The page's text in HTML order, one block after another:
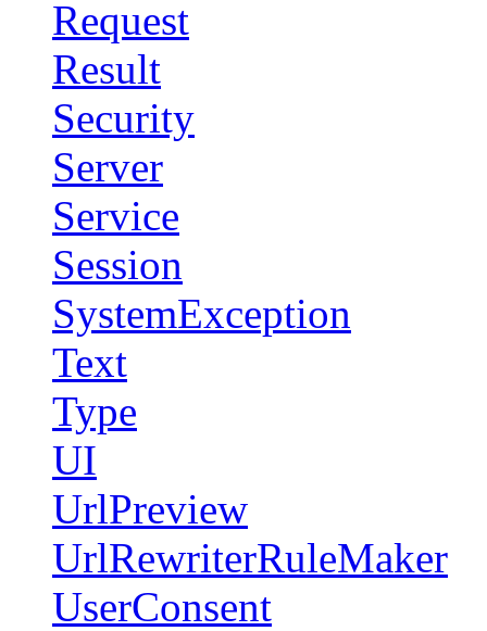
Request
Result
Security
Server
Service
Session
SystemException
Text
Type
UI
UrlPreview
UrlRewriterRuleMaker
UserConsent